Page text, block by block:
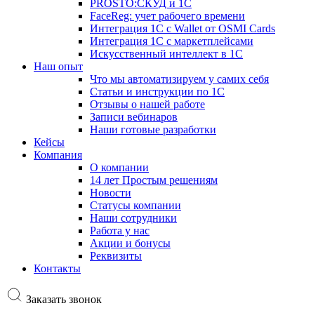
PROSTO:СКУД и 1С
FaceReg: учет рабочего времени
Интеграция 1С с Wallet от OSMI Cards
Интеграция 1С с маркетплейсами
Искусственный интеллект в 1С
Наш опыт
Что мы автоматизируем у самих себя
Статьи и инструкции по 1С
Отзывы о нашей работе
Записи вебинаров
Наши готовые разработки
Кейсы
Компания
О компании
14 лет Простым решениям
Новости
Статусы компании
Наши сотрудники
Работа у нас
Акции и бонусы
Реквизиты
Контакты
Заказать звонок